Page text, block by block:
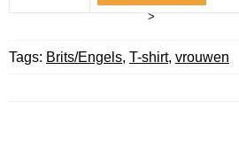
>
Tags: Brits/Engels, T-shirt, vrouwen